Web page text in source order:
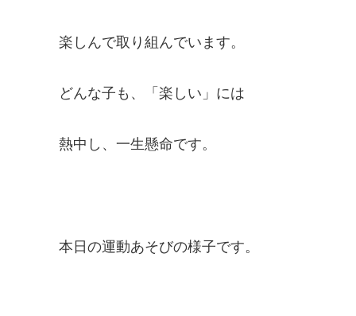
楽しんで取り組んでいます。
どんな子も、「楽しい」には
熱中し、一生懸命です。
本日の運動あそびの様子です。